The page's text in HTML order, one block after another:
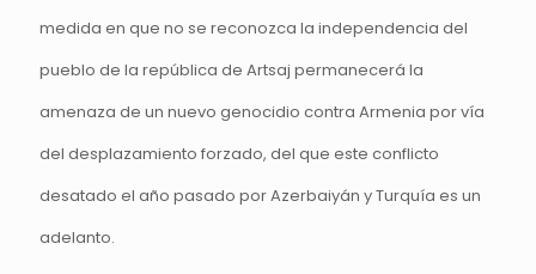
medida en que no se reconozca la independencia del
pueblo de la república de Artsaj permanecerá la
amenaza de un nuevo genocidio contra Armenia por vía
del desplazamiento forzado, del que este conflicto
desatado el año pasado por Azerbaiyán y Turquía es un
adelanto.